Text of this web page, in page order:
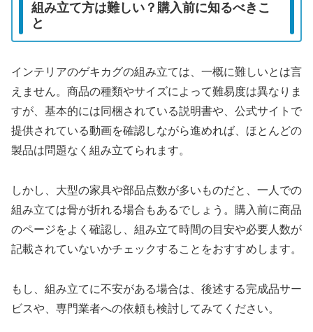
組み立て方は難しい？購入前に知るべきこ
と
インテリアのゲキカグの組み立ては、一概に難しいとは言
えません。商品の種類やサイズによって難易度は異なりま
すが、基本的には同梱されている説明書や、公式サイトで
提供されている動画を確認しながら進めれば、ほとんどの
製品は問題なく組み立てられます。
しかし、大型の家具や部品点数が多いものだと、一人での
組み立ては骨が折れる場合もあるでしょう。購入前に商品
のページをよく確認し、組み立て時間の目安や必要人数が
記載されていないかチェックすることをおすすめします。
もし、組み立てに不安がある場合は、後述する完成品サー
ビスや、専門業者への依頼も検討してみてください。